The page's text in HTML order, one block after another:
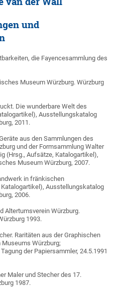
und
die Fayencesammlung des
Museum Würzburg. Würzburg
Die wunderbare Welt des
Ausstellungskatalog
2011.
aus den Sammlungen des
und der Formsammlung Walter
(Hrsg., Aufsätze, Katalogartikel),
Museum Würzburg, 2007.
in fränkischen
Ausstellungskatalog
2006.
Altertumsverein Würzburg.
1993.
Raritäten aus der Graphischen
Würzburg;
der Papiersammler, 24.5.1991
Maler und Stecher des 17.
1987.